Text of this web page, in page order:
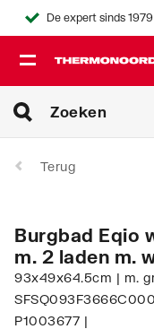
De expert sinds
Terug
Burgbad Eqio
m. 2 laden m.
93x49x64.5cm | m.
P1003677 |